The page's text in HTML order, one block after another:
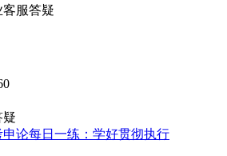
服答疑
疑
申论每日一练：学好贯彻执行